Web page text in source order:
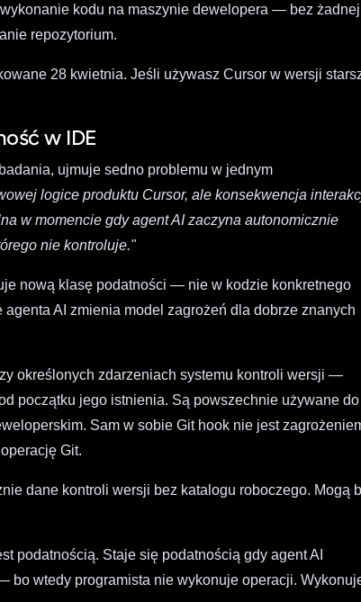
kodu na maszynie dewelopera — bez żadnej
repozytorium.
28 kwietnia. Jeśli używasz Cursor w wersji
w IDE
ujmuje sedno problemu w jednym
logice produktu Cursor, ale konsekwencja
w momencie gdy agent AI zaczyna autonomicznie
nie kontroluje."
nową klasę podatności — nie w kodzie konkretnego
AI zmienia model zagrożeń dla dobrze znanych
określonych zdarzeniach systemu kontroli wersji —
początku jego istnienia. Są powszechnie używane do
Sam w sobie Git hook nie jest
Git.
dane kontroli wersji bez katalogu roboczego. Mogą
podatnością. Staje się podatnością gdy agent AI
wtedy programista nie wykonuje operacji.